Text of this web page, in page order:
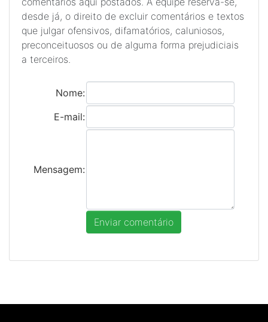
desde já, o direito de excluir comentários e textos
que julgar ofensivos, difamatórios, caluniosos,
preconceituosos ou de alguma forma prejudiciais
a terceiros.
Nome:
E-mail:
Mensagem: